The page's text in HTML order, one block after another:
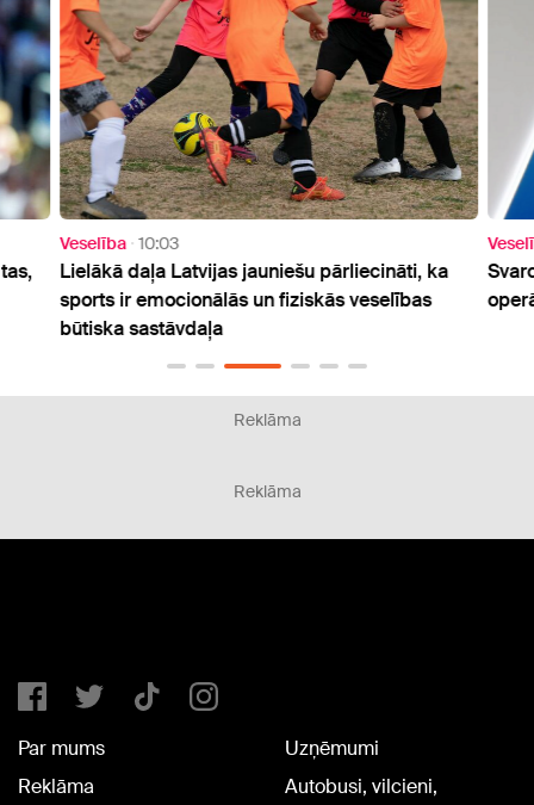
Veselība 10:03
Lielākā daļa Latvijas jauniešu pārliecināti, ka
sports ir emocionālās un fiziskās veselības
būtiska sastāvdaļa
Reklāma
Reklāma
Par mums
Reklāma
Uzņēmumi
Autobusi, vilcieni,